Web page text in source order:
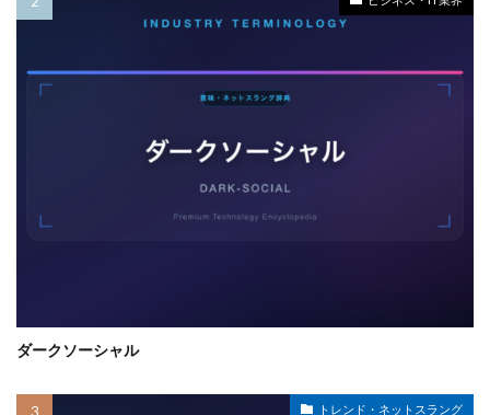
ダークソーシャル
トレンド・ネットスラング